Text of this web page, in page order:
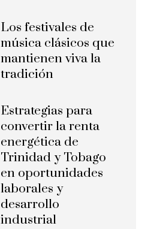
Los festivales de
música clásicos que
mantienen viva la
tradición
Estrategias para
convertir la renta
energética de
Trinidad y Tobago
en oportunidades
laborales y
desarrollo
industrial